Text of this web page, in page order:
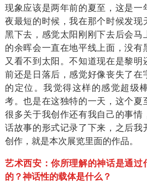
现象应该是两年前的夏至，这是一
夜最短的时候，我在那个时候发现
黑下去，感觉太阳刚刚下去后会马
的余晖会一直在地平线上面，没有
又看不到太阳。不知道现在是黎明
前还是日落后，感觉好像丧失了在
的定位。我觉得这样的感觉超级
考。也是在这独特的一天，这个夏
很多关于我创作还有我自己的事情
话故事的形式记录了下来，之后我
创作，就是本次展览里面的作品。
艺术西安：你所理解的神话是通过
的？神话性的载体是什么？